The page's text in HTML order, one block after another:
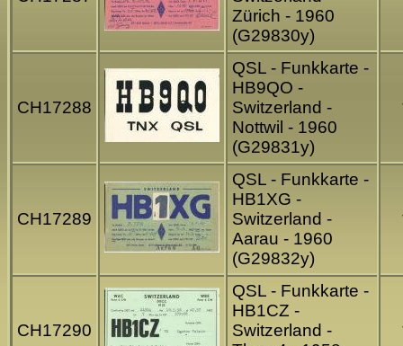
Zürich - 1960
(G29830y)
CH17288
QSL - Funkkarte -
HB9QO -
Switzerland -
Nottwil - 1960
(G29831y)
CH17289
QSL - Funkkarte -
HB1XG -
Switzerland -
Aarau - 1960
(G29832y)
CH17290
QSL - Funkkarte -
HB1CZ -
Switzerland -